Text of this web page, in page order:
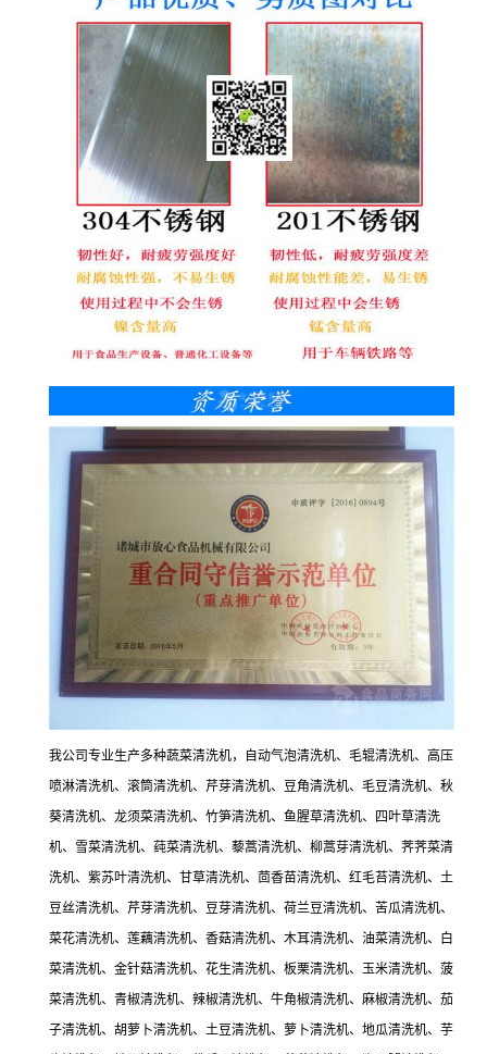
我公司专业生产多种蔬菜清洗机，自动气泡清洗机、毛辊清洗机、高压
喷淋清洗机、滚筒清洗机、芹芽清洗机、豆角清洗机、毛豆清洗机、秋
葵清洗机、龙须菜清洗机、竹笋清洗机、鱼腥草清洗机、四叶草清洗
机、雪菜清洗机、莼菜清洗机、藜蒿清洗机、柳蒿芽清洗机、荠荠菜清
洗机、紫苏叶清洗机、甘草清洗机、茴香苗清洗机、红毛苔清洗机、土
豆丝清洗机、芹芽清洗机、豆芽清洗机、荷兰豆清洗机、苦瓜清洗机、
菜花清洗机、莲藕清洗机、香菇清洗机、木耳清洗机、油菜清洗机、白
菜清洗机、金针菇清洗机、花生清洗机、板栗清洗机、玉米清洗机、菠
菜清洗机、青椒清洗机、辣椒清洗机、牛角椒清洗机、麻椒清洗机、茄
子清洗机、胡萝卜清洗机、土豆清洗机、萝卜清洗机、地瓜清洗机、芋